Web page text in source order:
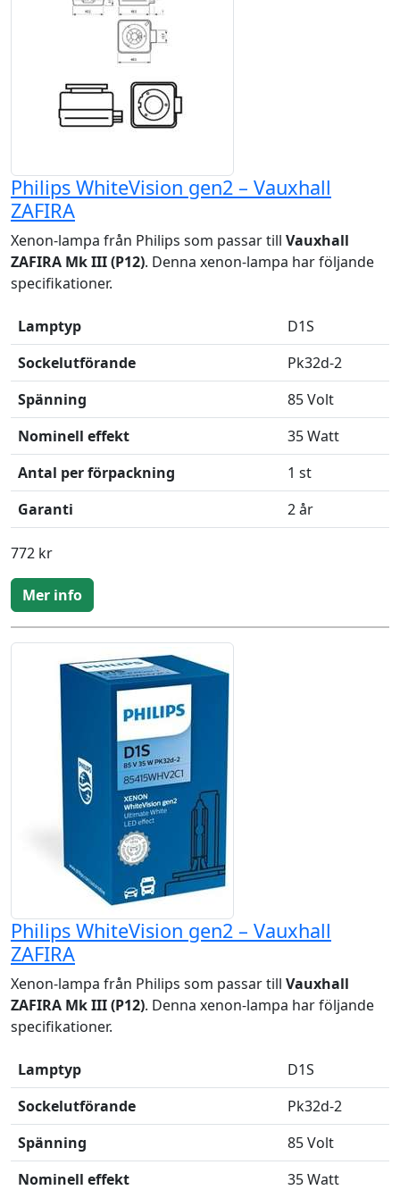
Philips WhiteVision gen2 – Vauxhall
ZAFIRA
Xenon-lampa från Philips som passar till Vauxhall
ZAFIRA Mk III (P12). Denna xenon-lampa har följande
specifikationer.
Lamptyp
D1S
Sockelutförande
Pk32d-2
Spänning
85 Volt
Nominell effekt
35 Watt
Antal per förpackning
1 st
Garanti
2 år
772 kr
Mer info
Philips WhiteVision gen2 – Vauxhall
ZAFIRA
Xenon-lampa från Philips som passar till Vauxhall
ZAFIRA Mk III (P12). Denna xenon-lampa har följande
specifikationer.
Lamptyp
D1S
Sockelutförande
Pk32d-2
Spänning
85 Volt
Nominell effekt
35 Watt